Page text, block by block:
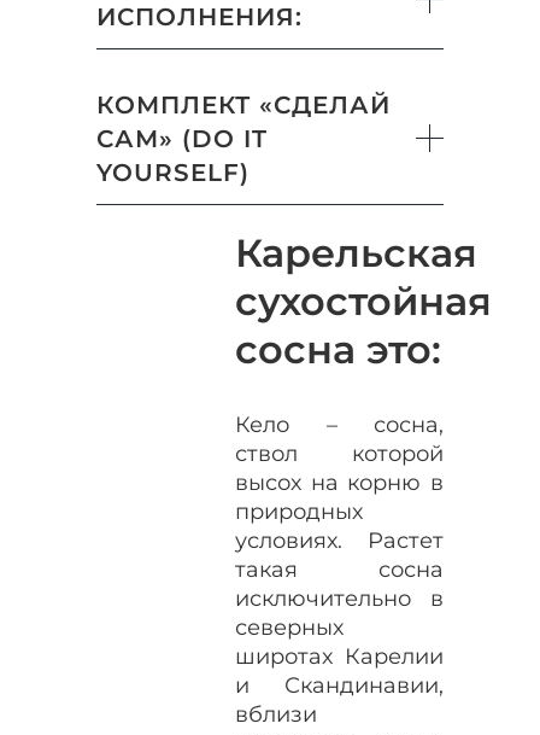
ИСПОЛНЕНИЯ:
КОМПЛЕКТ «СДЕЛАЙ
САМ» (DO IT
YOURSELF)
Карельская
сухостойная
сосна это:
Кело – сосна,
ствол которой
высох на корню в
природных
условиях. Растет
такая сосна
исключительно в
северных
широтах Карелии
и Скандинавии,
вблизи